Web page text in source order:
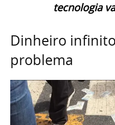
tecnologia
Dinheiro
problema